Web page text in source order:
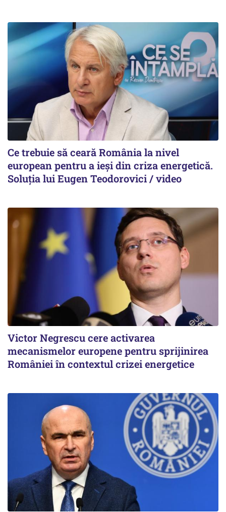
Ce trebuie să ceară România la nivel
european pentru a ieși din criza energetică.
Soluția lui Eugen Teodorovici / video
Victor Negrescu cere activarea
mecanismelor europene pentru sprijinirea
României în contextul crizei energetice